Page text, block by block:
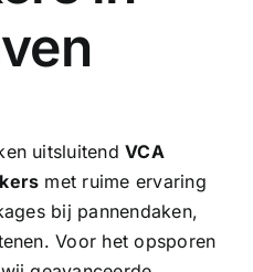
uitsluitendVCA
met ruime ervaring
bij pannendaken,
. Voor het opsporen